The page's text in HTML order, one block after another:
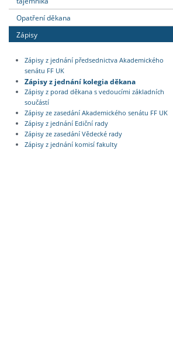
Opatření děkana
Zápisy
Zápisy z jednání předsednictva Akademického
senátu FF UK
Zápisy z jednání kolegia děkana
Zápisy z porad děkana s vedoucími základních
součástí
Zápisy ze zasedání Akademického senátu FF UK
Zápisy z jednání Ediční rady
Zápisy ze zasedání Vědecké rady
Zápisy z jednání komisí fakulty